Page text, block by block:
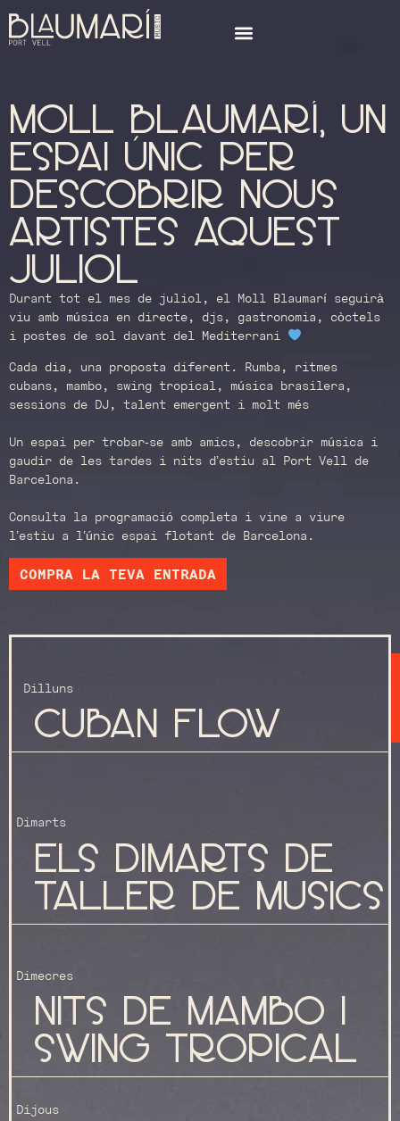
moll blaumarí, Un
espai únic per
descobrir nous
artistes aquest
juliol
Durant tot el mes de juliol, el Moll Blaumarí seguirà
viu amb música en directe, djs, gastronomia, còctels
i postes de sol davant del Mediterrani
Cada dia, una proposta diferent. Rumba, ritmes
cubans, mambo, swing tropical, música brasilera,
sessions de DJ, talent emergent i molt més
Un espai per trobar-se amb amics, descobrir música i
gaudir de les tardes i nits d’estiu al Port Vell de
Barcelona.
Consulta la programació completa i vine a viure
l’estiu a l’únic espai flotant de Barcelona.
COMPRA LA TEVA ENTRADA
Dilluns
Cuban flow
Dimarts
ELS DIMARTS DE
TALLER DE MUSICS
Dimecres
Nits de mambo i
swing tropical
Dijous